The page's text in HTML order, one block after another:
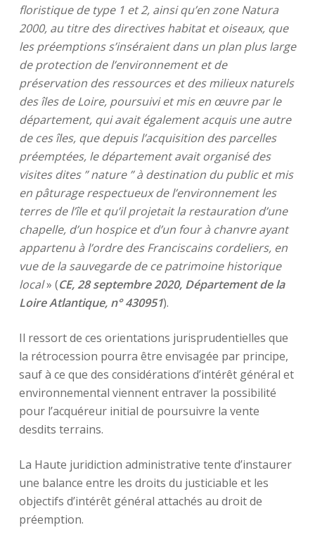
floristique de type 1 et 2, ainsi qu’en zone Natura
2000, au titre des directives habitat et oiseaux, que
les préemptions s’inséraient dans un plan plus large
de protection de l’environnement et de
préservation des ressources et des milieux naturels
des îles de Loire, poursuivi et mis en œuvre par le
département, qui avait également acquis une autre
de ces îles, que depuis l’acquisition des parcelles
préemptées, le département avait organisé des
visites dites ” nature ” à destination du public et mis
en pâturage respectueux de l’environnement les
terres de l’île et qu’il projetait la restauration d’une
chapelle, d’un hospice et d’un four à chanvre ayant
appartenu à l’ordre des Franciscains cordeliers, en
vue de la sauvegarde de ce patrimoine historique
local» (CE, 28 septembre 2020, Département de la
Loire Atlantique, n° 430951).
Il ressort de ces orientations jurisprudentielles que
la rétrocession pourra être envisagée par principe,
sauf à ce que des considérations d’intérêt général et
environnemental viennent entraver la possibilité
pour l’acquéreur initial de poursuivre la vente
desdits terrains.
La Haute juridiction administrative tente d’instaurer
une balance entre les droits du justiciable et les
objectifs d’intérêt général attachés au droit de
préemption.